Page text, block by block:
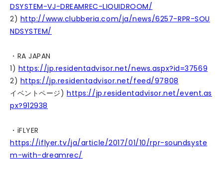
DSYSTEM-VJ-DREAMREC-LIQUIDROOM/
2) http://www.clubberia.com/ja/news/6257-RPR-SOU
NDSYSTEM/
・RA JAPAN
1) https://jp.residentadvisor.net/news.aspx?id=37569
2) https://jp.residentadvisor.net/feed/97808
イベントページ)https://jp.residentadvisor.net/event.as
px?912938
・iFLYER
https://iflyer.tv/ja/article/2017/01/10/rpr-soundsyste
m-with-dreamrec/